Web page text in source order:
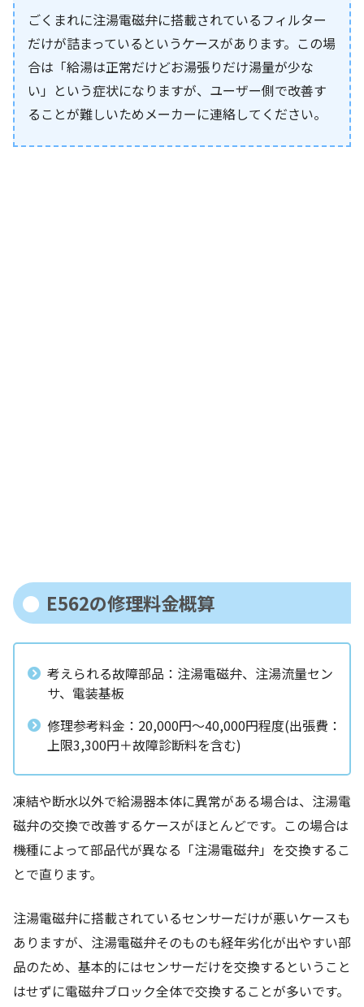
ごくまれに注湯電磁弁に搭載されているフィルター
だけが詰まっているというケースがあります。この場
合は「給湯は正常だけどお湯張りだけ湯量が少な
い」という症状になりますが、ユーザー側で改善す
ることが難しいためメーカーに連絡してください。
E562の修理料金概算
考えられる故障部品：注湯電磁弁、注湯流量セン
サ、電装基板
修理参考料金：20,000円～40,000円程度(出張費：
上限3,300円＋故障診断料を含む)
凍結や断水以外で給湯器本体に異常がある場合は、注湯電
磁弁の交換で改善するケースがほとんどです。この場合は
機種によって部品代が異なる「注湯電磁弁」を交換するこ
とで直ります。
注湯電磁弁に搭載されているセンサーだけが悪いケースも
ありますが、注湯電磁弁そのものも経年劣化が出やすい部
品のため、基本的にはセンサーだけを交換するということ
はせずに電磁弁ブロック全体で交換することが多いです。